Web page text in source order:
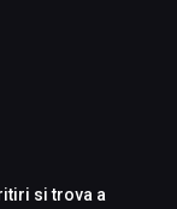
si trova a